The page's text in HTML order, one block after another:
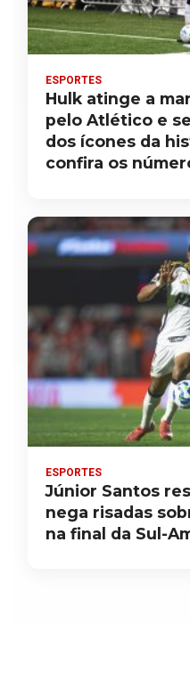
ESPORTES
Hulk atinge a
pelo Atlético e
dos ícones da
confira os
ESPORTES
Júnior Santos
nega risadas
na final da Sul-